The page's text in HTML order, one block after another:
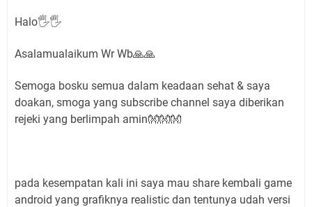
Halo🖐🖐
Asalamualaikum Wr Wb🙏🙏
Semoga bosku semua dalam keadaan sehat & saya
doakan, smoga yang subscribe channel saya diberikan
rejeki yang berlimpah amin👐👐👐
pada kesempatan kali ini saya mau share kembali game
android yang grafiknya realistic dan tentunya udah versi